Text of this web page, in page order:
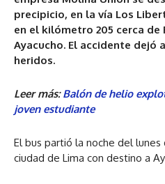
precipicio, en la vía Los
en el kilómetro 205 cerca de
Ayacucho. El accidente dejó
heridos.
Leer más:Balón de helio
joven estudiante
El bus partió la noche del
ciudad de Lima con destino a